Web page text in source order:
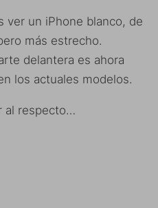
ver un iPhone blanco, de
más estrecho.
delantera es ahora
los actuales modelos.
al respecto…